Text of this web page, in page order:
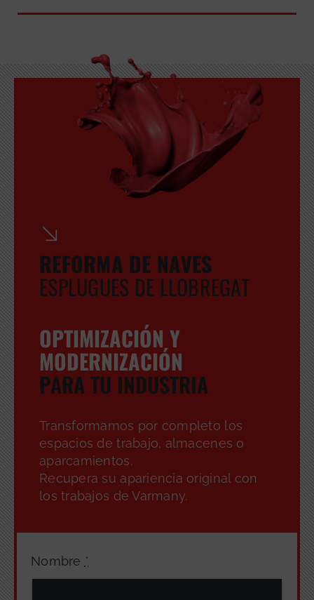
Nombre *
REFORMA DE NAVES
ESPLUGUES DE LLOBREGAT
OPTIMIZACIÓN Y
MODERNIZACIÓN
PARA TU INDUSTRIA
Transformamos por completo los
espacios de trabajo, almacenes o
aparcamientos.
Recupera su apariencia original con
los trabajos de Varmany.
GRATUITA